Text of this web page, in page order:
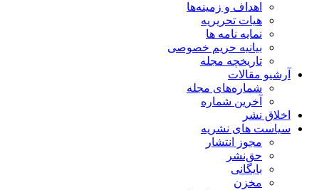
اهداف و زمینه‌ها
هیات تحریریه
نمایه نامه ها
بیانیه حریم خصوصی
تاریخچه مجله
آرشیو مقالات
شماره‌های مجله
آخرین شماره
اخلاق نشر
سیاست های نشریه
مجوز انتشار
حق‌نشر
بایگانی
مخزن